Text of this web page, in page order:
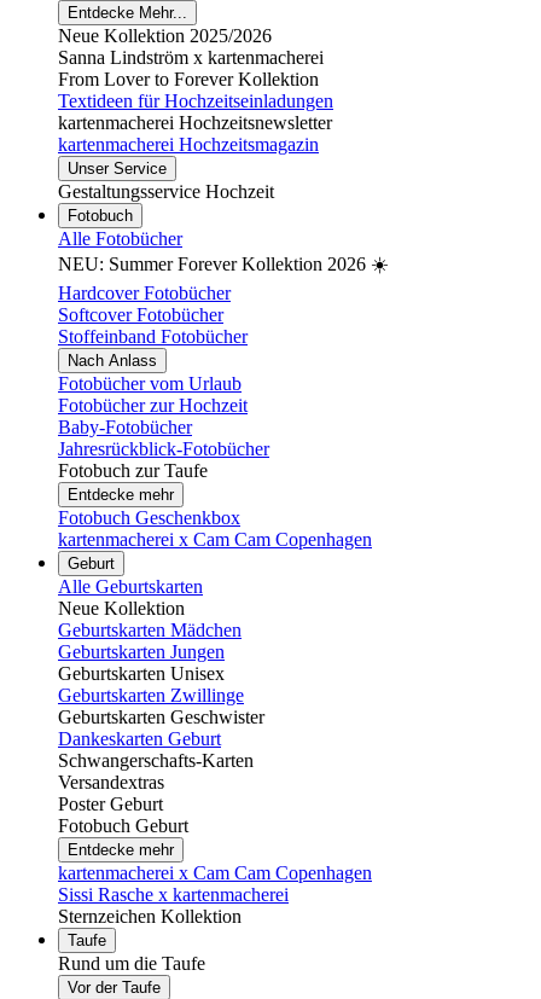
Entdecke Mehr...
Neue Kollektion 2025/2026
Sanna Lindström x kartenmacherei
From Lover to Forever Kollektion
Textideen für Hochzeitseinladungen
kartenmacherei Hochzeitsnewsletter
kartenmacherei Hochzeitsmagazin
Unser Service
Gestaltungsservice Hochzeit
Fotobuch
Alle Fotobücher
NEU: Summer Forever Kollektion 2026 ☀️
Hardcover Fotobücher
Softcover Fotobücher
Stoffeinband Fotobücher
Nach Anlass
Fotobücher vom Urlaub
Fotobücher zur Hochzeit
Baby-Fotobücher
Jahresrückblick-Fotobücher
Fotobuch zur Taufe
Entdecke mehr
Fotobuch Geschenkbox
kartenmacherei x Cam Cam Copenhagen
Geburt
Alle Geburtskarten
Neue Kollektion
Geburtskarten Mädchen
Geburtskarten Jungen
Geburtskarten Unisex
Geburtskarten Zwillinge
Geburtskarten Geschwister
Dankeskarten Geburt
Schwangerschafts-Karten
Versandextras
Poster Geburt
Fotobuch Geburt
Entdecke mehr
kartenmacherei x Cam Cam Copenhagen
Sissi Rasche x kartenmacherei
Sternzeichen Kollektion
Taufe
Rund um die Taufe
Vor der Taufe